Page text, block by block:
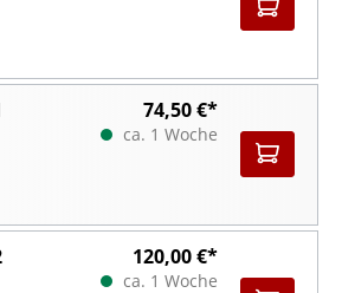
74,50 €*
ca. 1 Woche
120,00 €*
ca. 1 Woche